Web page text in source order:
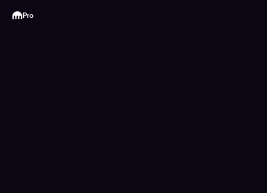
Kraken
Pro